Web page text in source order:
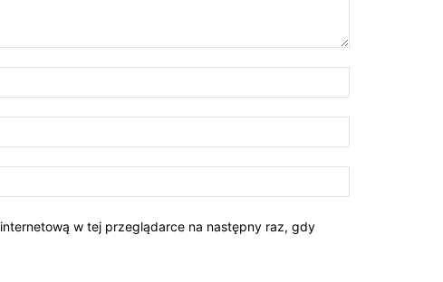
w tej przeglądarce na następny raz, gdy